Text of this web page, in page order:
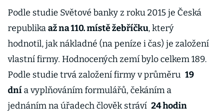
Podle studie Světové banky z roku 2015 je Česká
republikaaž na 110. místě žebříčku, který
hodnotil, jak nákladné (na peníze i čas) je založení
vlastní firmy. Hodnocených zemí bylo celkem 189.
Podle studie trvá založení firmy v průměru 19
dní a vyplňováním formulářů, čekáním a
jednáním na úřadech člověk stráví 24 hodin